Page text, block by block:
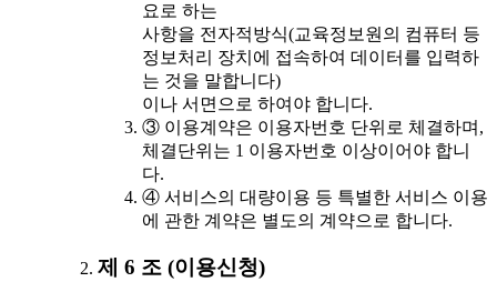
요로 하는
사항을 전자적방식(교육정보원의 컴퓨터 등
정보처리 장치에 접속하여 데이터를 입력하
는 것을 말합니다)
이나 서면으로 하여야 합니다.
③ 이용계약은 이용자번호 단위로 체결하며,
체결단위는 1 이용자번호 이상이어야 합니
다.
④ 서비스의 대량이용 등 특별한 서비스 이용
에 관한 계약은 별도의 계약으로 합니다.
제 6 조 (이용신청)